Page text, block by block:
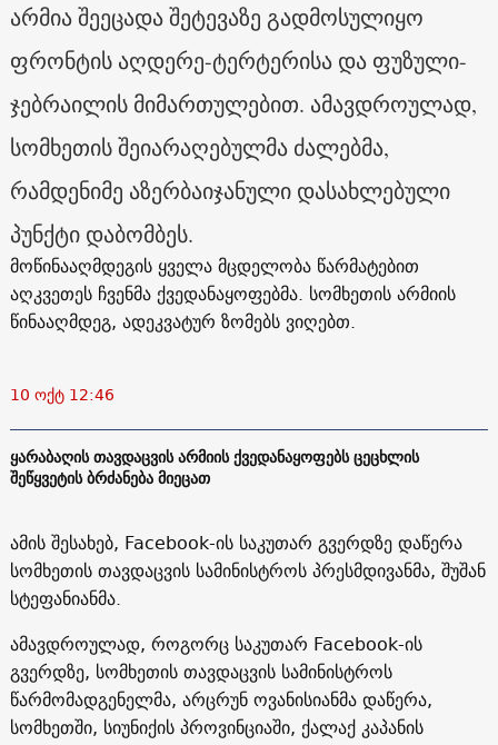
არმია შეეცადა შეტევაზე გადმოსულიყო
ფრონტის აღდერე-ტერტერისა და ფუზული-
ჯებრაილის მიმართულებით. ამავდროულად,
სომხეთის შეიარაღებულმა ძალებმა,
რამდენიმე აზერბაიჯანული დასახლებული
პუნქტი დაბომბეს.
მოწინააღმდეგის ყველა მცდელობა წარმატებით
აღკვეთეს ჩვენმა ქვედანაყოფებმა. სომხეთის არმიის
წინააღმდეგ, ადეკვატურ ზომებს ვიღებთ.
10 ოქტ 12:46
ყარაბაღის თავდაცვის არმიის ქვედანაყოფებს ცეცხლის
შეწყვეტის ბრძანება მიეცათ
ამის შესახებ, Facebook-ის საკუთარ გვერდზე დაწერა
სომხეთის თავდაცვის სამინისტროს პრესმდივანმა, შუშან
სტეფანიანმა.
ამავდროულად, როგორც საკუთარ Facebook-ის
გვერდზე, სომხეთის თავდაცვის სამინისტროს
წარმომადგენელმა, არცრუნ ოვანისიანმა დაწერა,
სომხეთში, სიუნიქის პროვინციაში, ქალაქ კაპანის